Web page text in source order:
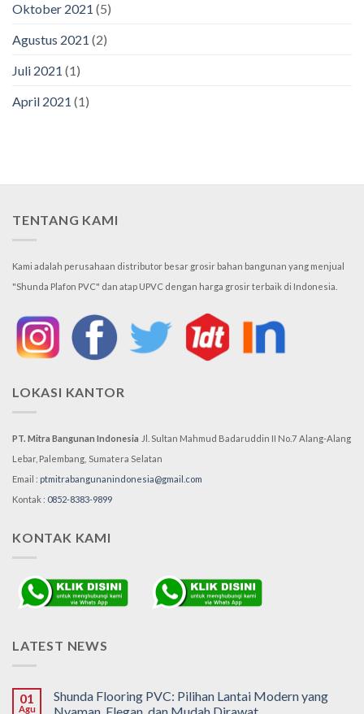
Oktober 2021 (5)
Agustus 2021 (2)
Juli 2021 (1)
April 2021 (1)
TENTANG KAMI
Kami adalah perusahaan distributor besar grosir bahan bangunan yang menjual
"Shunda Plafon PVC" dan atap UPVC dengan harga grosir terbaik di Indonesia.
LOKASI KANTOR
PT. Mitra Bangunan Indonesia Jl. Sultan Mahmud Badaruddin II No.7 Alang-Alang
Lebar, Palembang, Sumatera Selatan
Email : ptmitrabangunanindonesia@gmail.com
Kontak : 0852-8383-9899
KONTAK KAMI
LATEST NEWS
01
Agu
Shunda Flooring PVC: Pilihan Lantai Modern yang
Nyaman, Elegan, dan Mudah Dirawat